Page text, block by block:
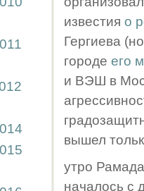
известия о
Гергиева
городе его
и ВЭШ в
вышел
утро
началось с